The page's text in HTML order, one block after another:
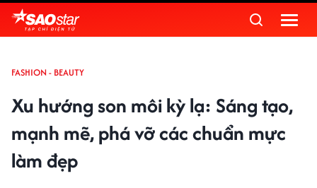
FASHION - BEAUTY
Xu hướng son môi kỳ lạ: Sáng tạo,
mạnh mẽ, phá vỡ các chuẩn mực
làm đẹp